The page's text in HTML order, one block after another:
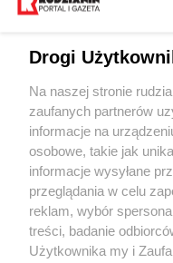
Wydawca mediów
Nie zapomnij
zapoznać się z:
polityką
Twojemiasto
Drogi
Na naszej stronie
zaufanych partnerów
informacje na
osobowe, takie jak
informacje wysyłane
przeglądania w celu
reklam, wybór
treści, badanie
Użytkownika my i